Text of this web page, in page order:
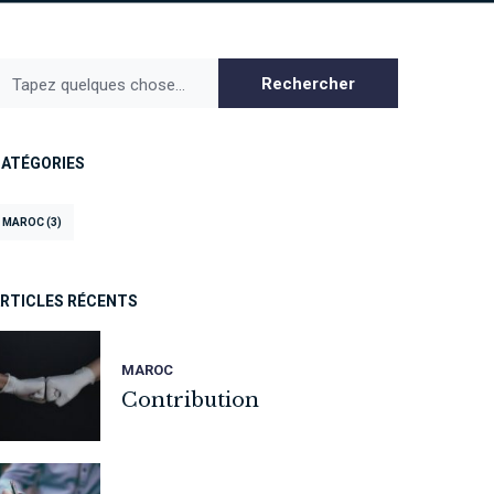
Tapez quelques chose... Rechercher
MAROC(3)
RÉCENTS
MAROC
Contribution